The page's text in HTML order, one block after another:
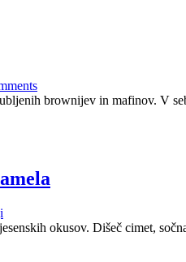
brownijev in mafinov. V
okusov. Dišeč cimet,